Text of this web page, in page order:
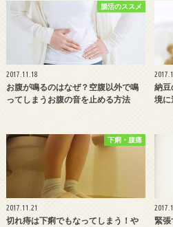
腸活のススメ
2017.11.18
お腹が鳴るのはなぜ？空腹以外で鳴
ってしまうお腹の音を止める方法
納豆
境に
下痢・腹痛
2017.11.21
切れ痔は下痢でもなってしまう！や
緊張